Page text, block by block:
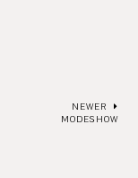
NEWER
MODESHOW